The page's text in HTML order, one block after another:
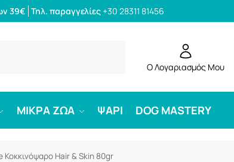
39€ Τηλ. παραγγελίες +30 28311 81456
Ο Λογαριασμός Μου
ΜΙΚΡΑ ΖΩΑ ΨΑΡΙ DOG MASTERY
Hair & Skin 80gr